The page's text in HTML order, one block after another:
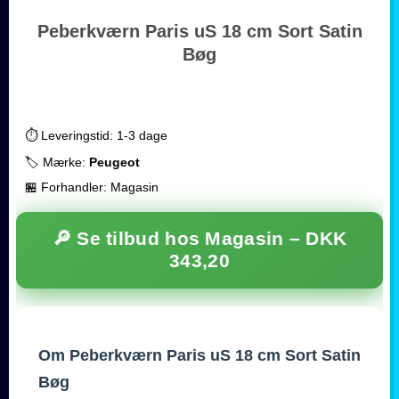
Peberkværn Paris uS 18 cm Sort Satin
Bøg
⏱️ Leveringstid: 1-3 dage
🏷️ Mærke: Peugeot
🏪 Forhandler: Magasin
🔎 Se tilbud hos Magasin – DKK
343,20
Om Peberkværn Paris uS 18 cm Sort Satin
Bøg